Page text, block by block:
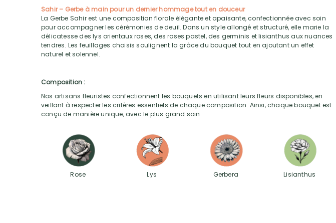
Sahir – Gerbe à main pour un dernier hommage tout en douceur
La Gerbe Sahir est une composition florale élégante et apaisante, confectionnée avec soin
pour accompagner les cérémonies de deuil. Dans un style allongé et structuré, elle marie la
délicatesse des lys orientaux roses, des roses pastel, des germinis et lisianthus aux nuances
tendres. Les feuillages choisis soulignent la grâce du bouquet tout en ajoutant un effet
naturel et solennel.
Composition :
Nos artisans fleuristes confectionnent les bouquets en utilisant leurs fleurs disponibles, en
veillant à respecter les critères essentiels de chaque composition. Ainsi, chaque bouquet est
conçu de manière unique, avec le plus grand soin.
Rose Lys Gerbera Lisianthus